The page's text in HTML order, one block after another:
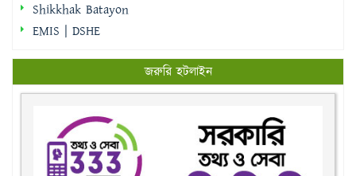
Shikkhak Batayon
EMIS | DSHE
জরুরি হটলাইন